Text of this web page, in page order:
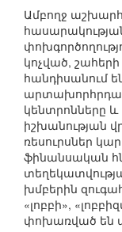
Ամբողջ
կոչված, շահերի
հանդիսանում
կենտրոնները և
իշխանության
ռեսուրսներ
ֆինանսական
խմբերին
«լոբբի»,
փոխառված են